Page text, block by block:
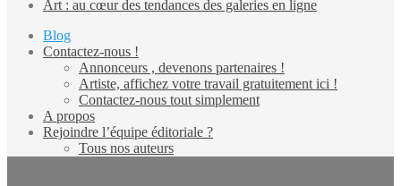
Art : au cœur des tendances des galeries en ligne
Blog
Contactez-nous !
Annonceurs , devenons partenaires !
Artiste, affichez votre travail gratuitement ici !
Contactez-nous tout simplement
A propos
Rejoindre l’équipe éditoriale ?
Tous nos auteurs